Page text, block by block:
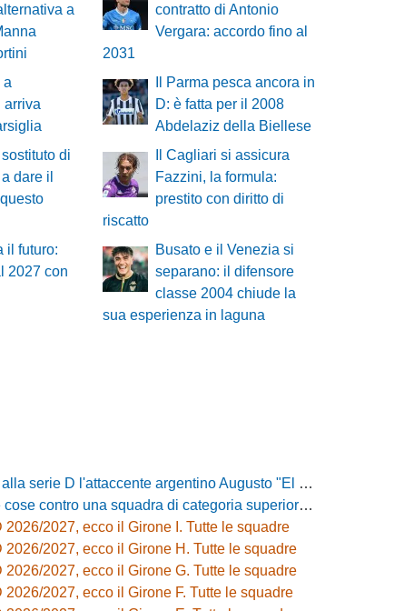
a
contratto di Antonio
Vergara: accordo fino al
2031
a
arriva
Il Parma pesca ancora in
D: è fatta per il 2008
Abdelaziz della Biellese
di
dare il
Il Cagliari si assicura
Fazzini, la formula:
prestito con diritto di
riscatto
il futuro:
2027 con
Busato e il Venezia si
separano: il difensore
classe 2004 chiude la
sua esperienza in laguna
serie D l'attaccente argentino Augusto "El Tato" Diaz
una squadra di categoria superiore»: Franzini analizza il test del Piacenza
2026/2027, ecco il Girone I. Tutte le squadre
2026/2027, ecco il Girone H. Tutte le squadre
2026/2027, ecco il Girone G. Tutte le squadre
2026/2027, ecco il Girone F. Tutte le squadre